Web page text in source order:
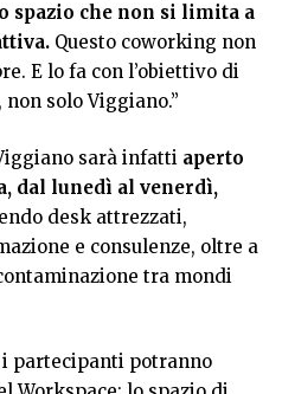
spazio che non si limita a
Questo coworking non
E lo fa con l’obiettivo di
solo Viggiano.”
sarà infatti aperto
dal lunedì al venerdì,
desk attrezzati,
e consulenze, oltre a
tra mondi
i partecipanti potranno